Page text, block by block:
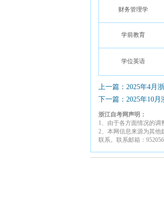
财务管理学
学前教育
学位英语
上一篇：2025年4月
下一篇：2025年10
浙江自考网声明：
1、由于各方面情况的调
2、本网信息来源为其他
联系。联系邮箱：